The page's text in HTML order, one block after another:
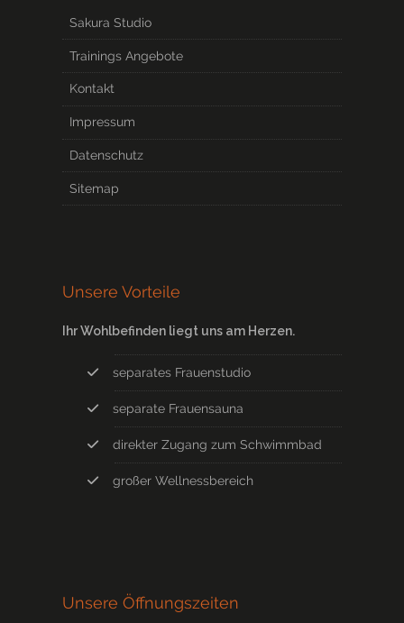
Sakura Studio
Trainings Angebote
Kontakt
Impressum
Datenschutz
Sitemap
Unsere Vorteile
Ihr Wohlbefinden liegt uns am Herzen.
separates Frauenstudio
separate Frauensauna
direkter Zugang zum Schwimmbad
großer Wellnessbereich
Unsere Öffnungszeiten